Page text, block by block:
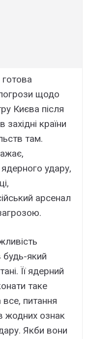
щодо
Києва після
країни
там.
удару,
арсенал
будь-який
Її ядерний
таке
питання
жодних ознак
Якби вони